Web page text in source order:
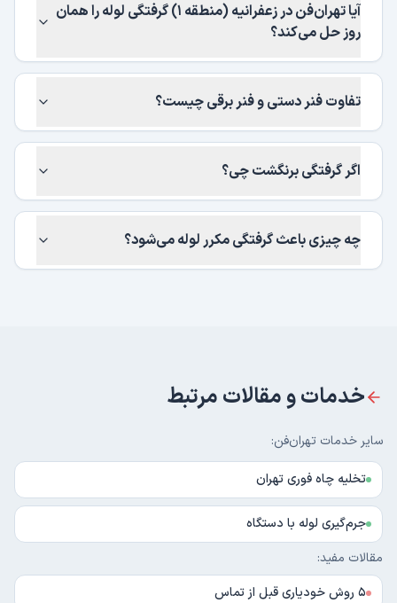
آیا تهران‌فن در زعفرانیه (منطقه ۱) گرفتگی لوله را همان
روز حل می‌کند؟
تفاوت فنر دستی و فنر برقی چیست؟
اگر گرفتگی برنگشت چی؟
چه چیزی باعث گرفتگی مکرر لوله می‌شود؟
خدمات و مقالات مرتبط
سایر خدمات تهران‌فن:
تخلیه چاه فوری تهران
جرم‌گیری لوله با دستگاه
مقالات مفید:
۵ روش خودیاری قبل از تماس